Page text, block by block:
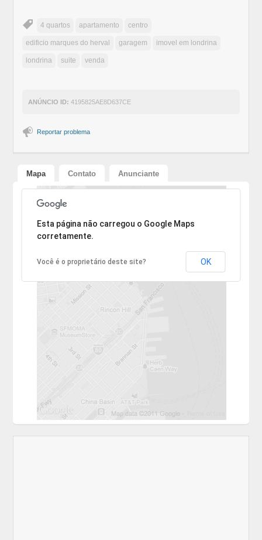
4 quartos apartamento centro
edificio marques do herval garagem imovel em londrina
londrina suite venda
ANÚNCIO ID: 4195825AE8D637CE
Reportar problema
Mapa Contato Anunciante
Desculpe, o endereço não pôde ser encontrado.
Esta página não carregou o Google Maps
corretamente.
Você é o proprietário deste site? OK